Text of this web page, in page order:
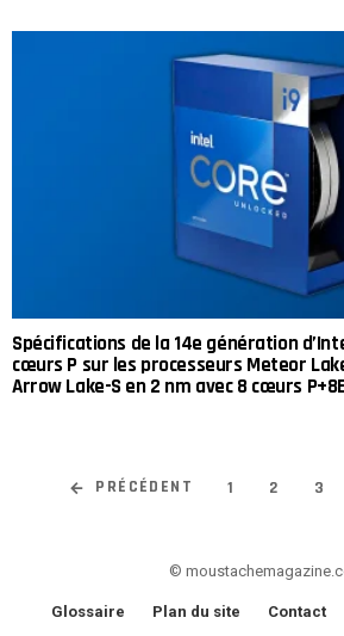
Spécifications de la 14e génération
cœurs P sur les processeurs Meteor
Arrow Lake-S en 2 nm avec 8 cœurs
PRÉCÉDENT 1 2 3
©
Glossaire Plan du site Contact